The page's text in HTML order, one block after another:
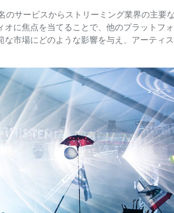
のサービスからストリーミング業界の主要
に焦点を当てることで、他のプラットフ
な市場にどのような影響を与え、アーティ